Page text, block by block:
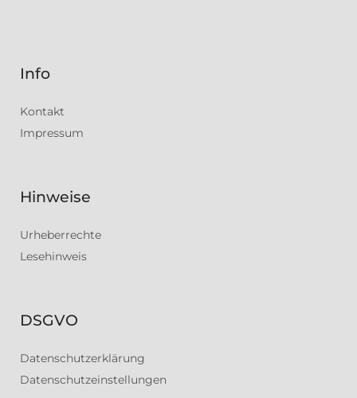
Info
Kontakt
Impressum
Hinweise
Urheberrechte
Lesehinweis
DSGVO
Datenschutzerklärung
Datenschutzeinstellungen